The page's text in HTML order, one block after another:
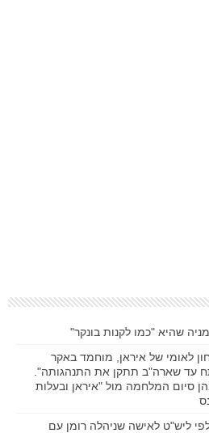
שהיא "כמו לקנות בונקר"
לאומי של איראן, מוחמד באקר
עד שארה"ב תתקן את התנהגותה".
סיום המלחמה מול "איראן ובעלות
ליש"ט לאישה שניהלה רומן עם